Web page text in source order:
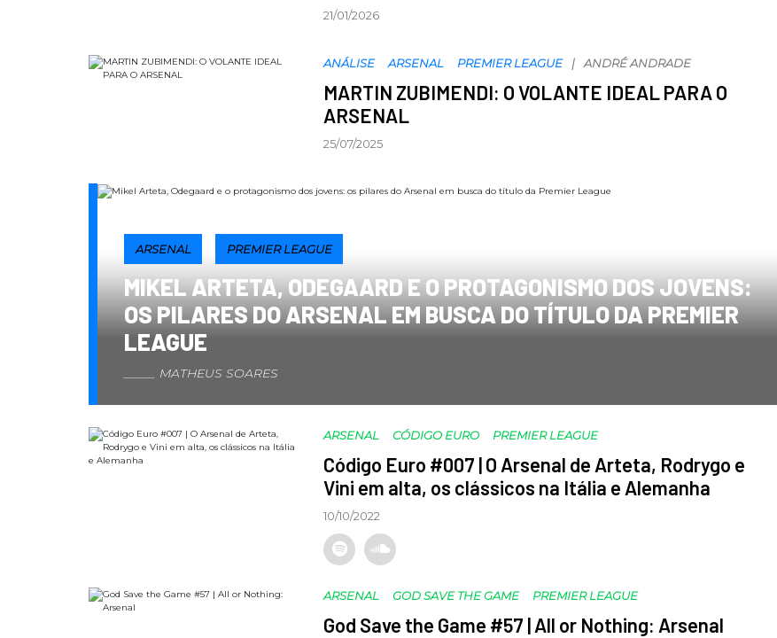
21/01/2026
ANÁLISE ARSENAL PREMIER LEAGUE ANDRÉ ANDRADE
MARTIN ZUBIMENDI: O VOLANTE IDEAL PARA O
ARSENAL
25/07/2025
ARSENAL PREMIER LEAGUE
MIKEL ARTETA, ODEGAARD E O PROTAGONISMO DOS JOVENS:
OS PILARES DO ARSENAL EM BUSCA DO TÍTULO DA PREMIER
LEAGUE
MATHEUS SOARES
ARSENAL CÓDIGO EURO PREMIER LEAGUE
Código Euro #007 | O Arsenal de Arteta, Rodrygo e
Vini em alta, os clássicos na Itália e Alemanha
10/10/2022
ARSENAL GOD SAVE THE GAME PREMIER LEAGUE
God Save the Game #57 | All or Nothing: Arsenal